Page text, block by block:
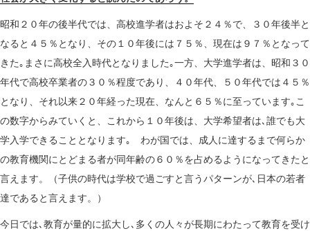
昭和２０年の後半代では、高校進学者はおよそ２４％で、３０年後半と
なると４５％となり、その１０年後には７５％、現在は９７％となって
きた｡まさに高校全入時代となりました｡一方、大学進学者は、昭和３０
年代で高校卒業者の３０％程度であり、４０年代、５０年代では４５％
となり、それ以来２０年経った現在、なんと６５％に至っています｡こ
の数字からみていくと、これから１０年後は、大学希望者は､誰でも大
学入学できることとなります｡ わが国では、成人に達するまで何らか
の教育機関にとどまる者が同年齢の６０％を占めるようになってきたと
言えます。（子供の時代は学校で過ごすと言うパターンが､日本の若者
達であると言えます。）
今日では､教育が量的に拡大し､多くの人々が長期にわたって教育を受け